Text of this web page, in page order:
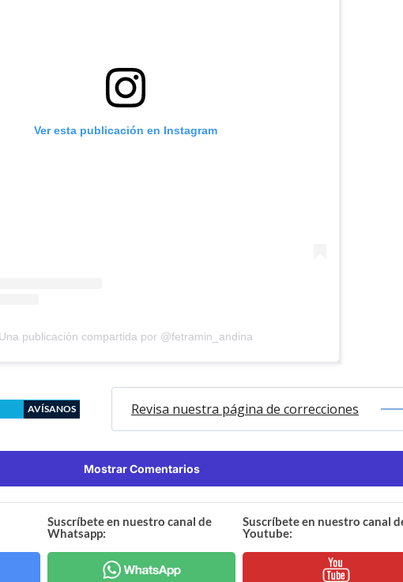
Ver esta publicación en Instagram
Una publicación compartida por @fetramin_andina
AVÍSANOS Revisa nuestra página de correcciones
Mostrar Comentarios
Suscríbete en nuestro canal de
Whatsapp:
Suscríbete en nuestro canal
Youtube: